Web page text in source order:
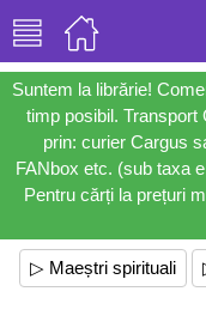
Suntem la librărie!
timp posibil. Transport
prin: curier Cargus
FANbox etc. (sub taxa
Pentru cărți la prețuri
▷ Maeștri spirituali